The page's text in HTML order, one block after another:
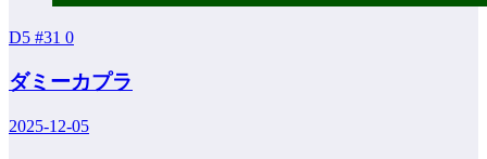
D5 #31 0
ダミーカプラ
2025-12-05